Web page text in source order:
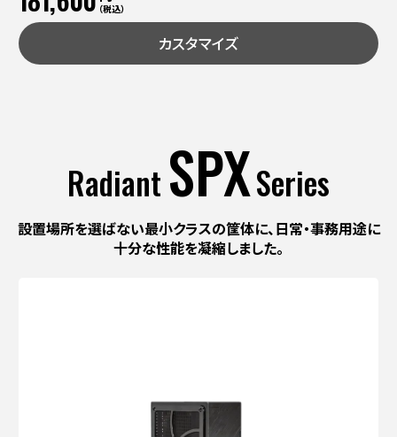
（税込）
カスタマイズ
Radiant SPXSeries
設置場所を選ばない最小クラスの筐体に、日常・事務用途に
十分な性能を凝縮しました。